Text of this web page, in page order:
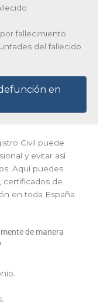
fallecimiento
del fallecido
en
Civil puede
y evitar así
Aquí puedes
certificados de
en toda España.
de manera